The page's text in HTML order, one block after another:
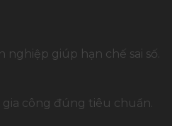
giúp hạn chế sai số.
công đúng tiêu chuẩn.